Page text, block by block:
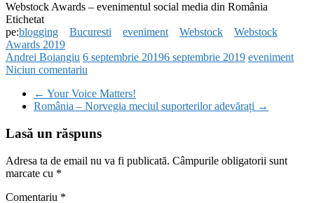
Webstock Awards – evenimentul social media din România
Etichetat
pe:blogging Bucuresti eveniment Webstock
Webstock
Awards 2019
Andrei Boiangiu 6 septembrie 20196 septembrie 2019 eveniment
Niciun comentariu
← Your Voice Matters!
România – Norvegia meciul suporterilor adevărați →
Lasă un răspuns
Adresa ta de email nu va fi publicată. Câmpurile obligatorii sunt
marcate cu *
Comentariu *